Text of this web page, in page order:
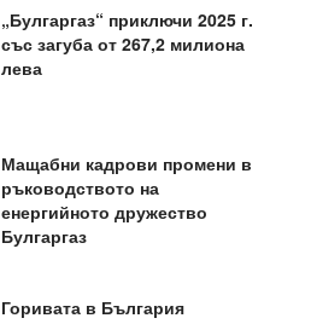
„Булгаргаз“ приключи 2025 г.
със загуба от 267,2 милиона
лева
Мащабни кадрови промени в
ръководството на
енергийното дружество
Булгаргаз
Горивата в България